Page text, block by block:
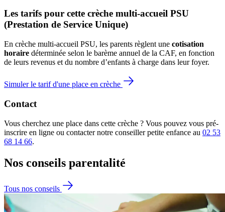
Les tarifs pour cette crèche multi-accueil PSU
(Prestation de Service Unique)
En crèche multi-accueil PSU, les parents règlent une cotisation
horaire déterminée selon le barème annuel de la CAF, en fonction
de leurs revenus et du nombre d’enfants à charge dans leur foyer.
Simuler le tarif d'une place en crèche
Contact
Vous cherchez une place dans cette crèche ? Vous pouvez vous pré-
inscrire en ligne ou contacter notre conseiller petite enfance au 02 53
68 14 66.
Nos conseils parentalité
Tous nos conseils